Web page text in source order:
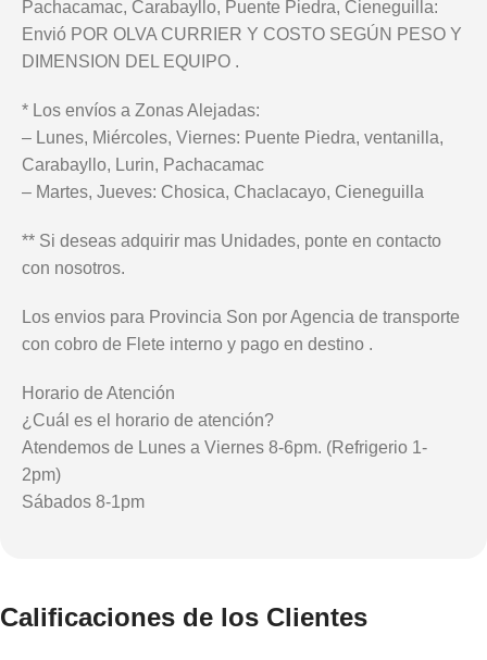
Pachacamac, Carabayllo, Puente Piedra, Cieneguilla:
Envió POR OLVA CURRIER Y COSTO SEGÚN PESO Y
DIMENSION DEL EQUIPO .
* Los envíos a Zonas Alejadas:
– Lunes, Miércoles, Viernes: Puente Piedra, ventanilla,
Carabayllo, Lurin, Pachacamac
– Martes, Jueves: Chosica, Chaclacayo, Cieneguilla
** Si deseas adquirir mas Unidades, ponte en contacto
con nosotros.
Los envios para Provincia Son por Agencia de transporte
con cobro de Flete interno y pago en destino .
Horario de Atención
¿Cuál es el horario de atención?
Atendemos de Lunes a Viernes 8-6pm. (Refrigerio 1-
2pm)
Sábados 8-1pm
Calificaciones de los Clientes